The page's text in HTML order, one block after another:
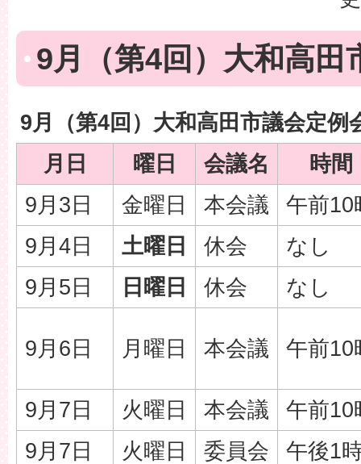
9月（第4回）大和高田
9月（第4回）大和高田市議会定例
月日
曜日 会議名
時間
9月3日
金曜日 本会議
午前10
9月4日
土曜日 休会
なし
9月5日
日曜日 休会 なし
9月6日 月曜日 本会議 午前10
9月7日 火曜日 本会議
午前10
9月7日
火曜日 委員会
午後1